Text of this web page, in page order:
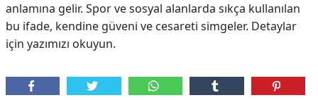
anlamına gelir. Spor ve sosyal alanlarda sıkça kullanılan
bu ifade, kendine güveni ve cesareti simgeler. Detaylar
için yazımızı okuyun.